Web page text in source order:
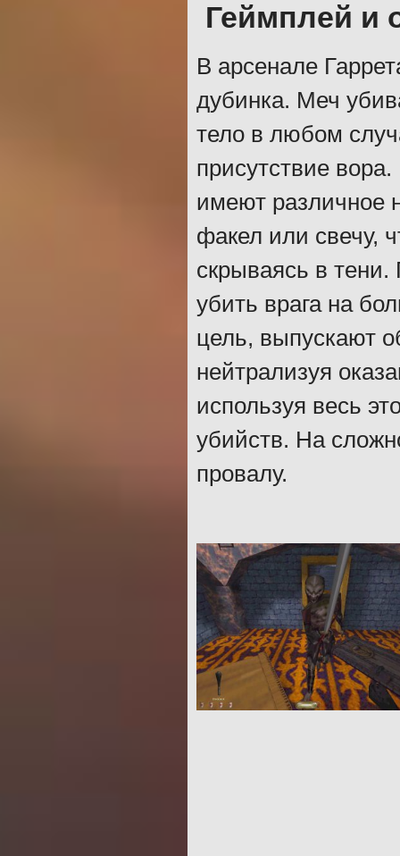
Геймплей и
В арсенале
дубинка. Меч
тело в любом
присутствие
имеют различное
факел или свечу,
скрываясь в
убить врага на
цель, выпускают
нейтрализуя
используя весь
убийств. На
провалу.